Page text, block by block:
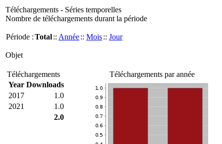
Téléchargements - Séries temporelles
Nombre de téléchargements durant la période
Période :Total:: Année:: Mois:: Jour
Objet
Téléchargements
Year Downloads
2017
1.0
2021
1.0
2.0
Téléchargements par année